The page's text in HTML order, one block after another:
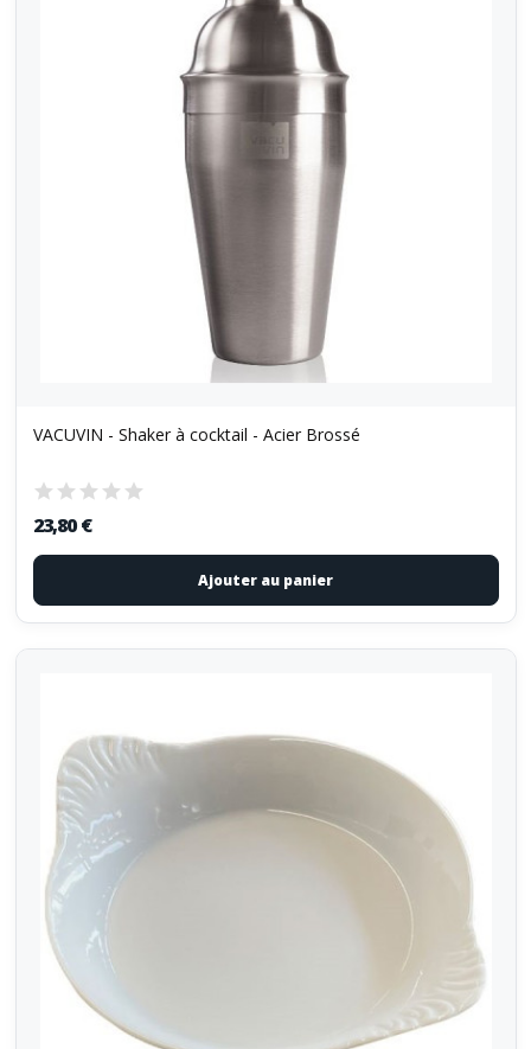
VACUVIN - Shaker à cocktail - Acier Brossé
23,80 €
Ajouter au panier